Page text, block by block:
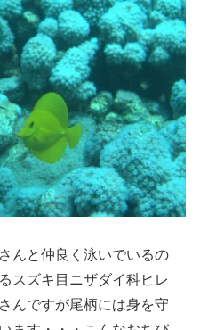
んと仲良く泳いでいるの
スズキ目ニザダイ科ヒレ
んですが尾柄には身を守